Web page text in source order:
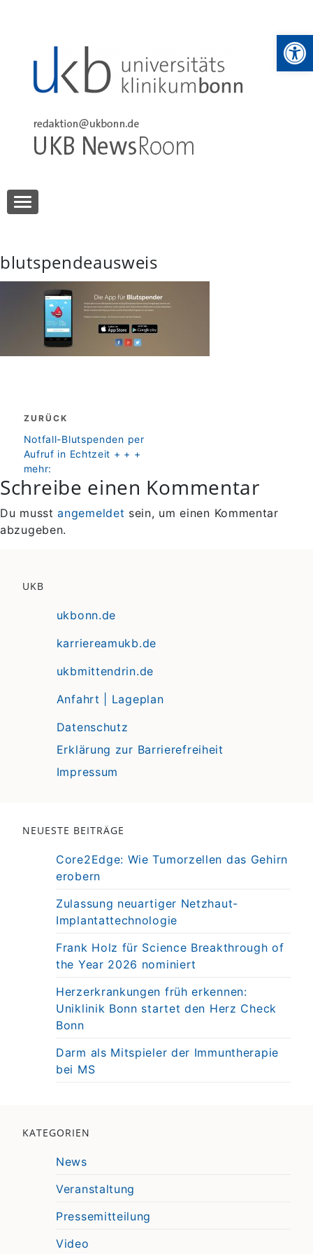
UKB NewsRoom
blutspendeausweis
Beitragsnavigation
ZURÜCK
zurück
Notfall-Blutspenden per
Aufruf in Echtzeit + + +
mehr:
Schreibe einen Kommentar
Du musstangemeldet sein, um einen Kommentar
abzugeben.
UKB
ukbonn.de
karriereamukb.de
ukbmittendrin.de
Anfahrt | Lageplan
Datenschutz
Erklärung zur Barrierefreiheit
Impressum
NEUESTE BEITRÄGE
Core2Edge: Wie Tumorzellen das Gehirn
erobern
Zulassung neuartiger Netzhaut-
Implantattechnologie
Frank Holz für Science Breakthrough of
the Year 2026 nominiert
Herzerkrankungen früh erkennen:
Uniklinik Bonn startet den Herz Check
Bonn
Darm als Mitspieler der Immuntherapie
bei MS
KATEGORIEN
News
Veranstaltung
Pressemitteilung
Video